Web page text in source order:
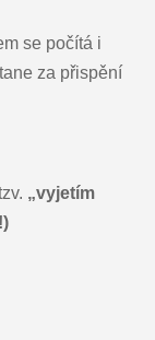
se počítá i
za přispění
„vyjetím